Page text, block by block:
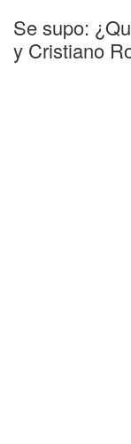
Se supo:
y Cristiano